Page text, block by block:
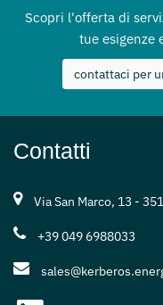
Scopri l'offerta di
tue esigenze
contattaci per
Contatti
Via San Marco, 13 -
+39 049 6988033